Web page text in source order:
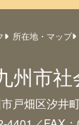
所在地・マップ
州市
戸畑区汐井